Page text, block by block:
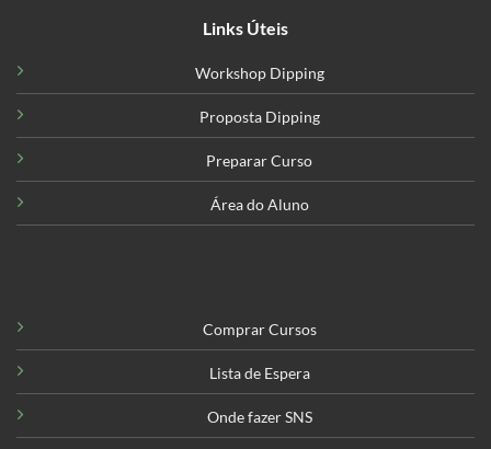
Links Úteis
Workshop Dipping
Proposta Dipping
Preparar Curso
Área do Aluno
Comprar Cursos
Lista de Espera
Onde fazer SNS